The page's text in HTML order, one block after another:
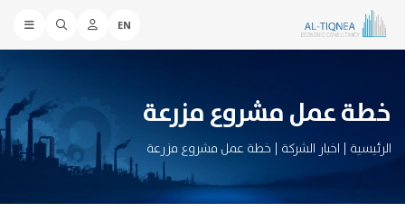
EN
خطة عمل مشروع مزرعة
الرئيسية | اخبار الشركة | خطة عمل مشروع مزرعة